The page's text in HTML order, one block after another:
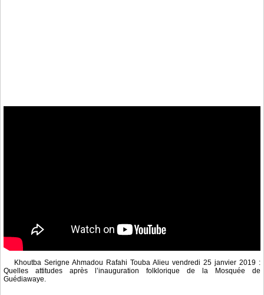
Khoutba Serigne Ahmadou Rafahi Touba Alieu vendredi 25 janvier 2019 :
Quelles attitudes après l’inauguration folklorique de la Mosquée de
Guédiawaye.